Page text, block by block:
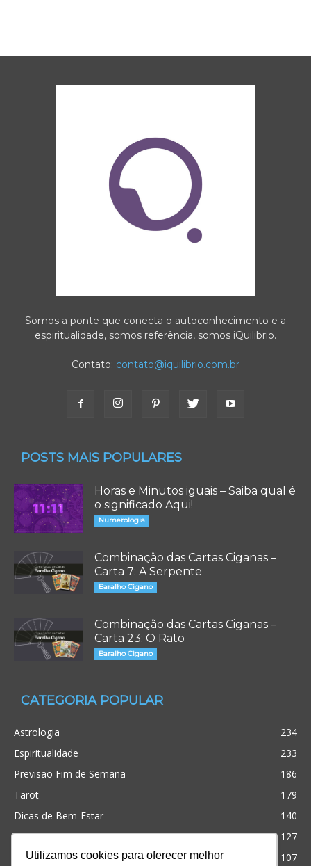
Utilizamos cookies para oferecer melhor
Somos a ponte que conecta o autoconhecimento e a
espiritualidade, somos referência, somos iQuilibrio.
Contato: contato@iquilibrio.com.br
POSTS MAIS POPULARES
Horas e Minutos iguais – Saiba qual é
o significado Aqui!
Numerologia
Combinação das Cartas Ciganas –
Carta 7: A Serpente
Baralho Cigano
Combinação das Cartas Ciganas –
Carta 23: O Rato
Baralho Cigano
CATEGORIA POPULAR
Astrologia
234
Espiritualidade
233
Previsão Fim de Semana
186
Tarot
179
Dicas de Bem-Estar
140
Cristianismo
127
Simpatias
107